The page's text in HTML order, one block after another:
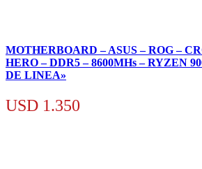
MOTHERBOARD – ASUS – ROG –
HERO – DDR5 – 8600MHs – RYZEN
DE LINEA»
USD 1.350